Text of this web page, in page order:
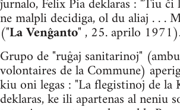
ne malpli decidiga, ol du aliaj . . .
("La Venĝanto" , 25. aprilo
Grupo de "ruĝaj sanitarinoj"
volontaires de la Commune)
kiu oni legas : "La flegistinoj de la
deklaras, ke ili apartenas al neniu